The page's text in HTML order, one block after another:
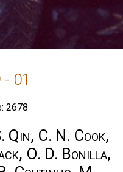
01
2678
Qin, C. N. Cook,
O. D. Bonilla,